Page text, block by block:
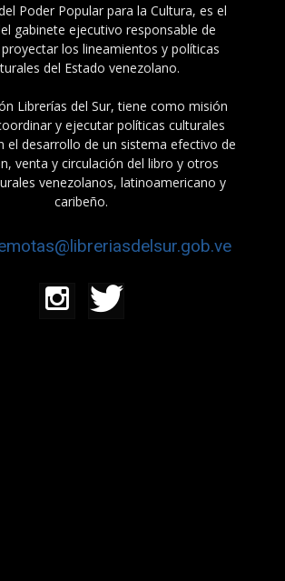
Poder Popular para la Cultura, es el
gabinete ejecutivo responsable de
los lineamientos y políticas
del Estado venezolano.
Librerías del Sur, tiene como misión
y ejecutar políticas culturales
el desarrollo de un sistema efectivo de
venta y circulación del libro y otros
venezolanos, latinoamericano y
caribeño.